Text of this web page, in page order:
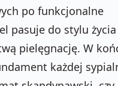
po funkcjonalne
pasuje do stylu życia
pielęgnację. W
każdej